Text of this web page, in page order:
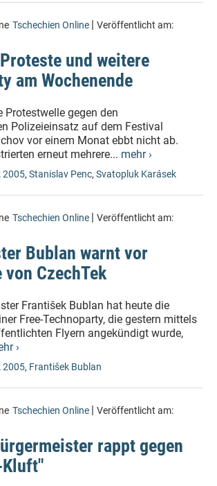
Tschechien Online | Veröffentlicht am:
und weitere
am Wochenende
Protestwelle gegen den
Polizeieinsatz auf dem Festival
vor einem Monat ebbt nicht ab.
erneut mehrere... mehr ›
2005, Stanislav Penc, Svatopluk Karásek
Tschechien Online | Veröffentlicht am:
Bublan warnt vor
von CzechTek
František Bublan hat heute die
Free-Technoparty, die gestern mittels
Flyern angekündigt wurde,
›
2005, František Bublan
Tschechien Online | Veröffentlicht am:
rappt gegen
Kluft"